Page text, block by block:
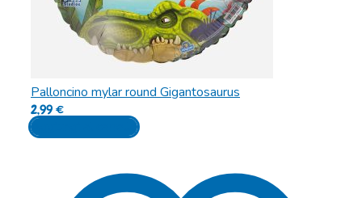
Palloncino mylar round Gigantosaurus
2,99€
Aggiungi al carrello